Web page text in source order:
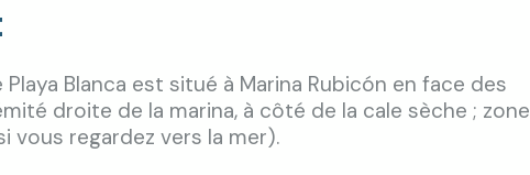
Blanca est situé à Marina Rubicón en face des
droite de la marina, à côté de la cale sèche ; zone
vous regardez vers la mer).